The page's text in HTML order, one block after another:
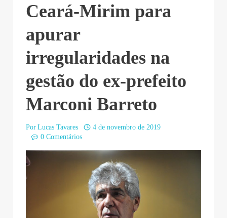
Ceará-Mirim para
apurar
irregularidades na
gestão do ex-prefeito
Marconi Barreto
Por Lucas Tavares
4 de novembro de 2019
0 Comentários